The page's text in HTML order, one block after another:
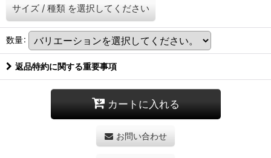
サイズ / 種類 を選択してください
数量:
返品特約に関する重要事項
カートに入れる
お問い合わせ